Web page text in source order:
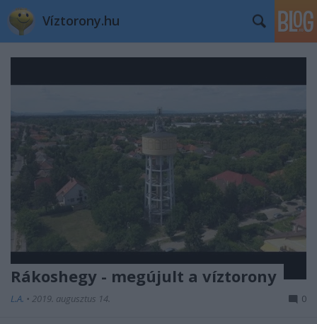
Víztorony.hu
Rákoshegy - megújult a víztorony
L.A. • 2019. augusztus 14. 0